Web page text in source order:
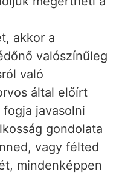
akkor a
valószínűleg
való
által előírt
javasolni
gondolata
vagy félted
mindenképpen